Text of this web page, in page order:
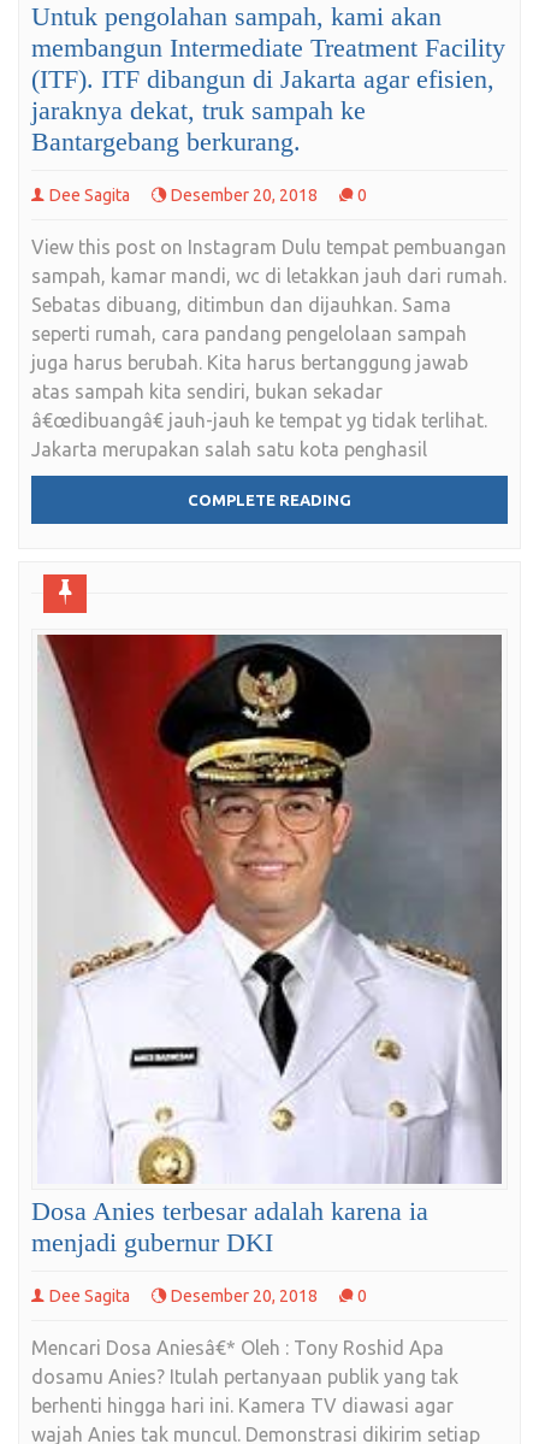
Untuk pengolahan sampah, kami akan
membangun Intermediate Treatment Facility
(ITF). ITF dibangun di Jakarta agar efisien,
jaraknya dekat, truk sampah ke
Bantargebang berkurang.
Dee Sagita Desember 20, 2018 0
View this post on Instagram Dulu tempat pembuangan
sampah, kamar mandi, wc di letakkan jauh dari rumah.
Sebatas dibuang, ditimbun dan dijauhkan. Sama
seperti rumah, cara pandang pengelolaan sampah
juga harus berubah. Kita harus bertanggung jawab
atas sampah kita sendiri, bukan sekadar
â€œdibuangâ€ jauh-jauh ke tempat yg tidak terlihat.
Jakarta merupakan salah satu kota penghasil
COMPLETE READING
Dosa Anies terbesar adalah karena ia
menjadi gubernur DKI
Dee Sagita Desember 20, 2018 0
Mencari Dosa Aniesâ€* Oleh : Tony Roshid Apa
dosamu Anies? Itulah pertanyaan publik yang tak
berhenti hingga hari ini. Kamera TV diawasi agar
wajah Anies tak muncul. Demonstrasi dikirim setiap